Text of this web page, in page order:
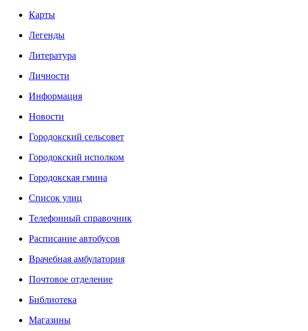
Карты
Легенды
Литература
Личности
Информация
Новости
Городокский сельсовет
Городокский исполком
Городокская гмина
Список улиц
Телефонный справочник
Расписание автобусов
Врачебная амбулатория
Почтовое отделение
Библиотека
Магазины